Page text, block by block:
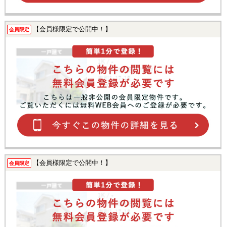
会員限定 【会員様限定で公開中！】
会員限定 【会員様限定で公開中！】